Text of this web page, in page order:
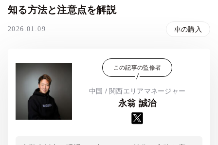
知る方法と注意点を解説
2026.01.09 車の購入
この記事の監修者
中国 / 関西エリアマネージャー
永翁 誠治